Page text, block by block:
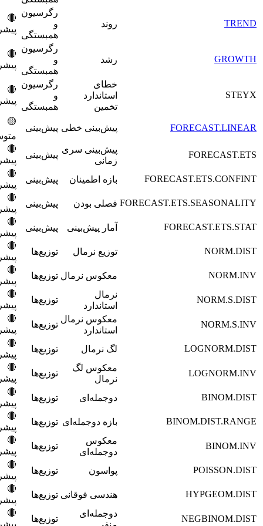
و
🔴
پیشرفته
5400
و
🔴
پیشرفته
5500
رگرسیون
و
همبستگی
🔴
پیشرفته
5600
پیش‌بینی خطی پیش‌بینی
متوسط
5700
پیش‌بینی سری
پیش‌بینی
🔴
پیشرفته
5800
بازه اطمینان پیش‌بینی
پیشرفته
5900
فصلی بودن پیش‌بینی
پیشرفته
6000
آمار پیش‌بینی پیش‌بینی
پیشرفته
6100
توزیع‌ها
پیشرفته
6200
معکوس نرمال توزیع‌ها
🔴
پیشرفته
6300
توزیع‌ها
پیشرفته
6400
معکوس نرمال
توزیع‌ها
🔴
پیشرفته
6500
توزیع‌ها
پیشرفته
6600
توزیع‌ها
پیشرفته
6700
توزیع‌ها
پیشرفته
6800
بازه دوجمله‌ای توزیع‌ها
پیشرفته
6900
توزیع‌ها
پیشرفته
7000
توزیع‌ها
پیشرفته
7100
هندسی فوقانی توزیع‌ها
پیشرفته
7200
توزیع‌ها 7300